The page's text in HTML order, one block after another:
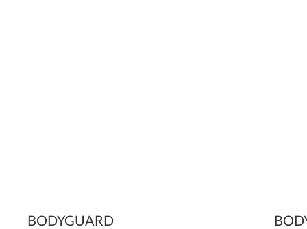
BODYGUARD